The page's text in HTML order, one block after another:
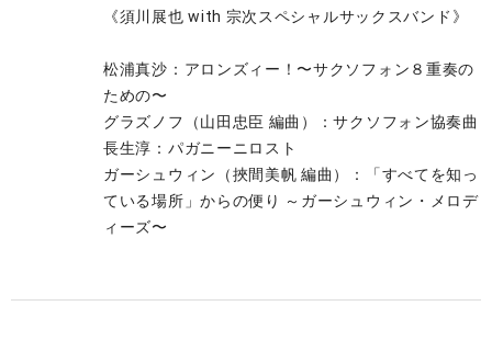
《須川展也 with 宗次スペシャルサックスバンド》
松浦真沙：アロンズィー！〜サクソフォン８重奏の
ための〜
グラズノフ（山田忠臣 編曲）：サクソフォン協奏曲
長生淳：パガニーニロスト
ガーシュウィン（挾間美帆 編曲）：「すべてを知っ
ている場所」からの便り ～ガーシュウィン・メロデ
ィーズ〜